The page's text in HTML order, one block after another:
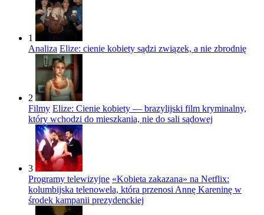
1
Analiza Elize: cienie kobiety sądzi związek, a nie zbrodnię
2
Filmy Elize: Cienie kobiety — brazylijski film kryminalny,
który wchodzi do mieszkania, nie do sali sądowej
3
Programy telewizyjne «Kobieta zakazana» na Netflix:
kolumbijska telenowela, która przenosi Annę Kareninę w
środek kampanii prezydenckiej